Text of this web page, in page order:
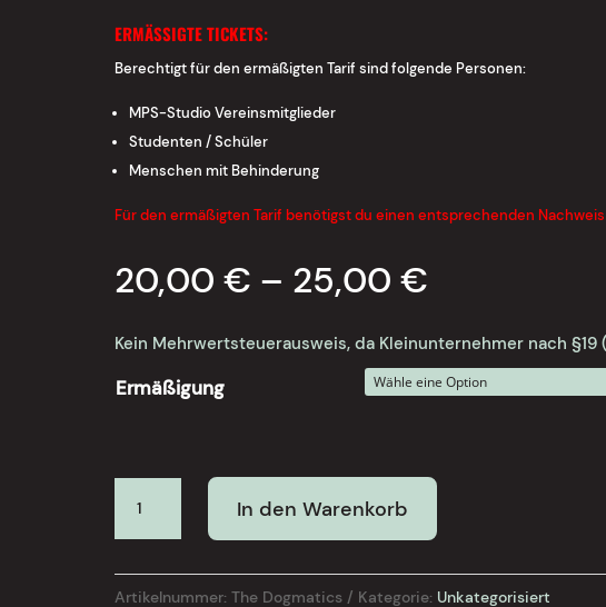
ERMÄSSIGTE TICKETS:
Berechtigt für den ermäßigten Tarif sind folgende Personen:
MPS-Studio Vereinsmitglieder
Studenten / Schüler
Menschen mit Behinderung
Für den ermäßigten Tarif benötigst du einen entsprechenden Nachweis
20,00€ – 25,00€
Kein Mehrwertsteuerausweis, da Kleinunternehmer nach §19
Ermäßigung
Menge
In den Warenkorb
Artikelnummer:The Dogmatics Kategorie: Unkategorisiert